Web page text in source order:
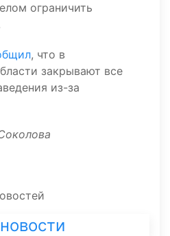
ограничить
, что в
закрывают все
из-за